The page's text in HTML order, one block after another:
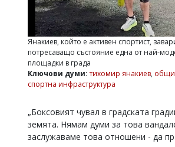
v.vasilev@flagman.bg
Касабова,
k.kassabova@flagman.bg
Главен
редактор:
office@flagman.bg
Коментарите
Янакиев, който е активен спортист,
потресаващо състояние една от най-
площадки в града
Ключови думи:тихомир янакиев,
спортна инфраструктура
„Боксовият чувал в градската
земята. Нямам думи за това
заслужаваме това отношени - да